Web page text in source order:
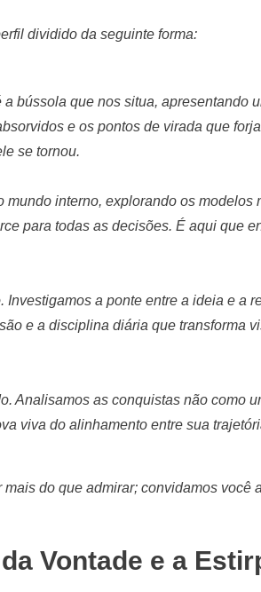
dividido da seguinte forma:
bússola que nos situa, apresentando
e os pontos de virada que
se tornou.
interno, explorando os modelos
para todas as decisões. É aqui que
Investigamos a ponte entre a ideia e a
e a disciplina diária que transforma
Analisamos as conquistas não como
viva do alinhamento entre sua
do que admirar; convidamos você
Vontade e a